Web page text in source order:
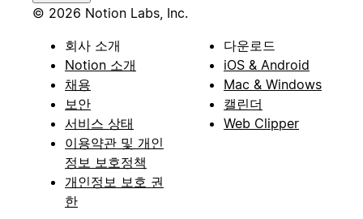
© 2026 Notion Labs, Inc.
회사 소개
Notion 소개
채용
보안
서비스 상태
이용약관 및 개인
정보 보호정책
개인정보 보호 권
한
다운로드
iOS & Android
Mac & Windows
캘린더
Web Clipper